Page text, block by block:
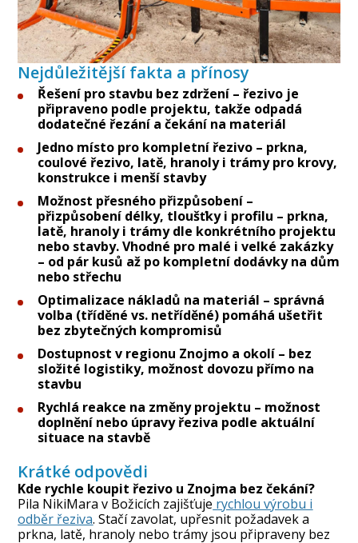
Nejdůležitější fakta a přínosy
Řešení pro stavbu bez zdržení – řezivo je
připraveno podle projektu, takže odpadá
dodatečné řezání a čekání na materiál
Jedno místo pro kompletní řezivo – prkna,
coulové řezivo, latě, hranoly i trámy pro krovy,
konstrukce i menší stavby
Možnost přesného přizpůsobení –
přizpůsobení délky, tloušťky i profilu – prkna,
latě, hranoly i trámy dle konkrétního projektu
nebo stavby. Vhodné pro malé i velké zakázky
– od pár kusů až po kompletní dodávky na dům
nebo střechu
Optimalizace nákladů na materiál – správná
volba (tříděné vs. netříděné) pomáhá ušetřit
bez zbytečných kompromisů
Dostupnost v regionu Znojmo a okolí – bez
složité logistiky, možnost dovozu přímo na
stavbu
Rychlá reakce na změny projektu – možnost
doplnění nebo úpravy řeziva podle aktuální
situace na stavbě
Krátké odpovědi
Kde rychle koupit řezivo u Znojma bez čekání?
Pila NikiMara v Božicích zajišťuje rychlou výrobu i
odběr řeziva. Stačí zavolat, upřesnit požadavek a
prkna, latě, hranoly nebo trámy jsou připraveny bez